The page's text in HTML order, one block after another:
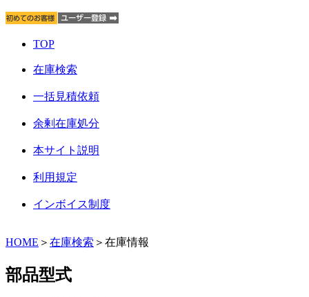
TOP
在庫検索
一括見積依頼
余剰在庫処分
本サイト説明
利用規定
インボイス制度
HOME ＞ 在庫検索 ＞在庫情報
部品型式